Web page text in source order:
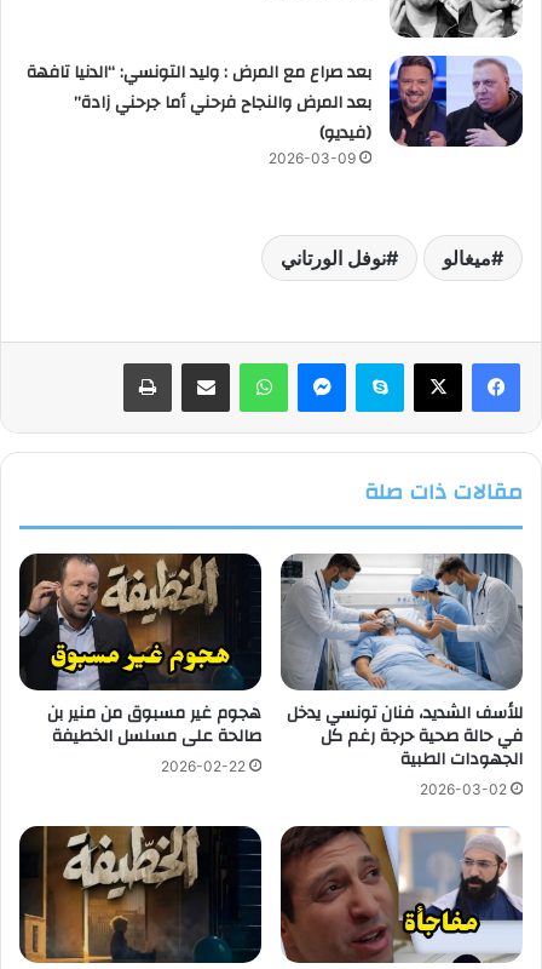
بعد صراع مع المرض : وليد التونسي: “الدنيا تافهة
بعد المرض والنجاح فرحني أما جرحني زادة”
(فيديو)
2026-03-09
ميغالو نوفل الورتاني
فيسبوك سكايب واتساب
مقالات ذات صلة
للأسف الشديد، فنان تونسي يدخل
في حالة صحية حرجة رغم كل
الجهودات الطبية
2026-03-02
هجوم غير مسبوق من منير بن
صالحة على مسلسل الخطيفة
2026-02-22